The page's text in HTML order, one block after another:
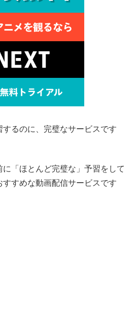
するのに、完璧なサービスです
「ほとんど完璧な」予習をして
すめな動画配信サービスです